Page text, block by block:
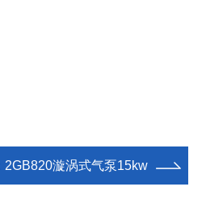
2GB820漩涡式气泵15kw